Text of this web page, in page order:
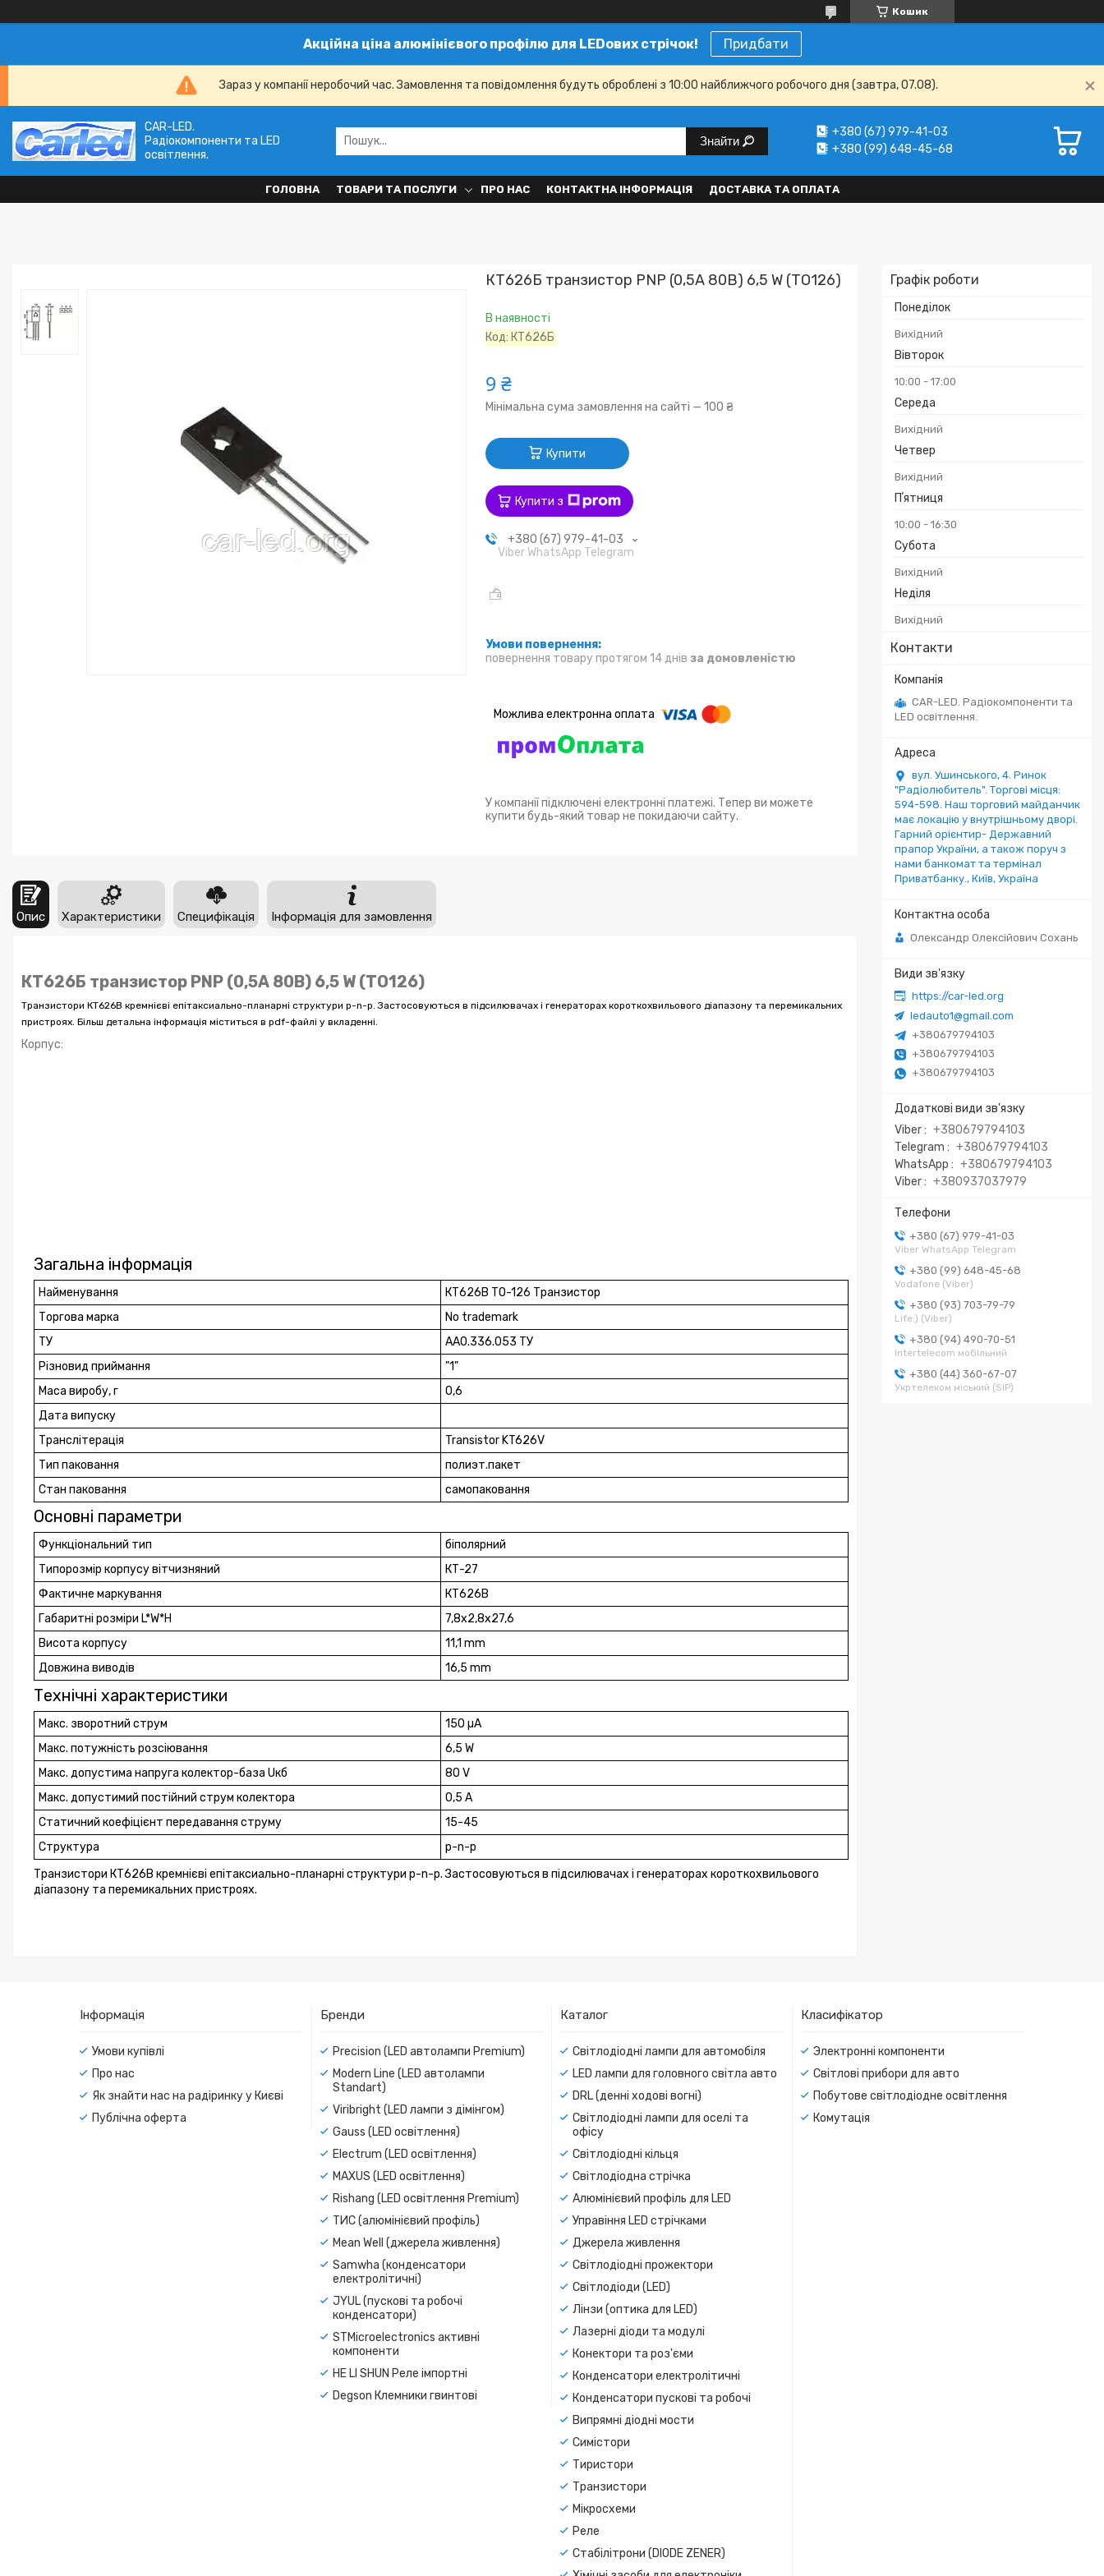
Кошик
Акційна ціна алюмінієвого профілю для LEDових стрічок! Придбати
Зараз у компанії неробочий час. Замовлення та повідомлення будуть оброблені з 10:00 найближчого робочого дня (завтра, 07.08).
CAR-LED.
Радіокомпоненти та LED
освітлення.
Знайти
+380 (67) 979-41-03
+380 (99) 648-45-68
ГОЛОВНА ТОВАРИ ТА ПОСЛУГИ ПРО НАС КОНТАКТНА ІНФОРМАЦІЯ ДОСТАВКА ТА ОПЛАТА
Графік роботи
Понеділок
Вихідний
Вівторок
10:00 17:00
Середа
Вихідний
Четвер
Вихідний
Пʼятниця
10:00 16:30
Субота
Вихідний
Неділя
Вихідний
Контакти
CAR-LED. Радіокомпоненти та
LED освітлення.
вул. Ушинського, 4. Ринок
"Радіолюбитель". Торгові місця:
594-598. Наш торговий майданчик
має локацію у внутрішньому дворі.
Гарний орієнтир- Державний
прапор України, а також поруч з
нами банкомат та термінал
Приватбанку., Київ, Україна
Олександр Олексійович Сохань
https://car-led.org
ledauto1@gmail.com
+380679794103
+380679794103
+380679794103
Viber
+380679794103
Telegram
+380679794103
WhatsApp
+380679794103
Viber
+380937037979
+380 (67) 979-41-03
Viber WhatsApp Telegram
+380 (99) 648-45-68
Vodafone (Viber)
+380 (93) 703-79-79
Life:) (Viber)
+380 (94) 490-70-51
Intertelecom мобільний
+380 (44) 360-67-07
Укртелеком міський (SIP)
КТ626Б транзистор PNP (0,5А 80В) 6,5 W (ТО126)
В наявності
Код: КТ626Б
9 ₴
Мінімальна сума замовлення на сайті — 100 ₴
Купити
Купити з
+380 (67) 979-41-03
Viber WhatsApp Telegram
повернення товару протягом 14 днів за домовленістю
У компанії підключені електронні платежі. Тепер ви можете
купити будь-який товар не покидаючи сайту.
Опис Характеристики Специфікація Інформація для замовлення
КТ626Б транзистор PNP (0,5А 80В) 6,5 W (ТО126)
Транзистори КТ626В кремнієві епітаксиально-планарні структури p-n-p. Застосовуються в підсилювачах і генераторах короткохвильового діапазону та перемикальних
пристроях. Більш детальна інформація міститься в pdf-файлі у вкладенні.
Корпус:
Загальна інформація
Найменування
КТ626В ТО-126 Транзистор
Торгова марка
No trademark
ТУ
АА0.336.053 ТУ
Різновид приймання
"1"
Маса виробу, г
0,6
Дата випуску
Транслітерація
Transistor KT626V
Тип паковання
полиэт.пакет
Стан паковання
самопаковання
Основні параметри
Функціональний тип
біполярний
Типорозмір корпусу вітчизняний
КТ-27
Фактичне маркування
КТ626В
Габаритні розміри L*W*H
7,8х2,8х27,6
Висота корпусу
11,1 mm
Довжина виводів
16,5 mm
Технічні характеристики
Макс. зворотний струм
150 µA
Макс. потужність розсіювання
6,5 W
Макс. допустима напруга колектор-база Uкб
80 V
Макс. допустимий постійний струм колектора
0,5 A
Статичний коефіцієнт передавання струму
15-45
Структура
p-n-p
Транзистори КТ626В кремнієві епітаксиально-планарні структури p-n-p. Застосовуються в підсилювачах і генераторах короткохвильового
діапазону та перемикальних пристроях.
Інформація
Умови купівлі
Про нас
Як знайти нас на радіринку у Києві
Публічна оферта
Бренди
Precision (LED автолампи Premium)
Modern Line (LED автолампи
Standart)
Viribright (LED лампи з дімінгом)
Gauss (LED освітлення)
Electrum (LED освітлення)
MAXUS (LED освітлення)
Rishang (LED освітлення Premium)
ТИС (алюмінієвий профіль)
Mean Well (джерела живлення)
Samwha (конденсатори
електролітичні)
JYUL (пускові та робочі
конденсатори)
STMicroelectronics активні
компоненти
HE LI SHUN Реле імпортні
Degson Клемники гвинтові
Каталог
Світлодіодні лампи для автомобіля
LED лампи для головного світла авто
DRL (денні ходові вогні)
Світлодіодні лампи для оселі та
офісу
Світлодіодні кільця
Світлодіодна стрічка
Алюмінієвий профіль для LED
Управіння LED стрічками
Джерела живлення
Світлодіодні прожектори
Світлодіоди (LED)
Лінзи (оптика для LED)
Лазерні діоди та модулі
Конектори та роз'єми
Конденсатори електролітичні
Конденсатори пускові та робочі
Випрямні діодні мости
Симістори
Тиристори
Транзистори
Мікросхеми
Реле
Стабілітрони (DIODE ZENER)
Класифікатор
Электронні компоненти
Світлові прибори для авто
Побутове світлодіодне освітлення
Комутація